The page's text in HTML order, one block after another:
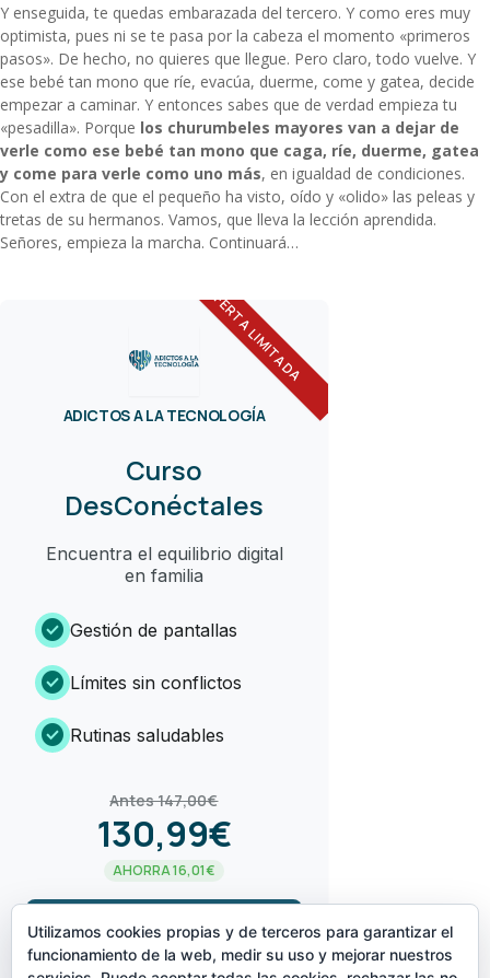
Y enseguida, te quedas embarazada del tercero. Y como eres muy
optimista, pues ni se te pasa por la cabeza el momento «primeros
pasos». De hecho, no quieres que llegue. Pero claro, todo vuelve. Y
ese bebé tan mono que ríe, evacúa, duerme, come y gatea, decide
empezar a caminar. Y entonces sabes que de verdad empieza tu
«pesadilla». Porque los churumbeles mayores van a dejar de
verle como ese bebé tan mono que caga, ríe, duerme, gatea
y come para verle como uno más, en igualdad de condiciones.
Con el extra de que el pequeño ha visto, oído y «olido» las peleas y
tretas de su hermanos. Vamos, que lleva la lección aprendida.
Señores, empieza la marcha. Continuará…
OFERTA LIMITADA
ADICTOS A LA TECNOLOGÍA
Curso
DesConéctales
Encuentra el equilibrio digital
en familia
check_circle Gestión de pantallas
check_circle Límites sin conflictos
check_circle Rutinas saludables
Antes 147,00€
130,99€
AHORRA 16,01€
¡LO QUIERO!arrow_forward
Utilizamos cookies propias y de terceros para garantizar el
funcionamiento de la web, medir su uso y mejorar nuestros